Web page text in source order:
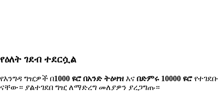
የዕለት ገደብ ተደርሷል
የእንግዳ ግዢዎች በ1000 ዩሮ በአንድ ትዕዛዝ እና በድምሩ 10000 ዩሮ የተገደቡ
ናቸው። ያልተገደበ ግዢ ለማድረግ መለያዎን ያረጋግጡ።